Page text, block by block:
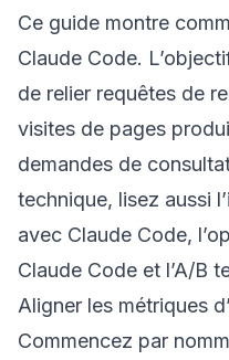
Ce guide montre
Claude Code.
de relier requêtes de
visites de pages
demandes de
technique, lisez aussi
avec Claude Code,
Claude Code et l’A/B
Aligner les métriques
Commencez par